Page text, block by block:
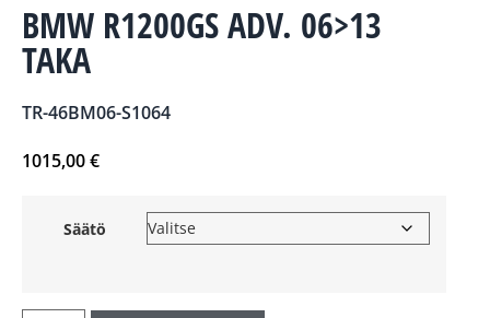
BMW R1200GS ADV. 06>13
TAKA
TR-46BM06-S1064
1015,00€
Säätö